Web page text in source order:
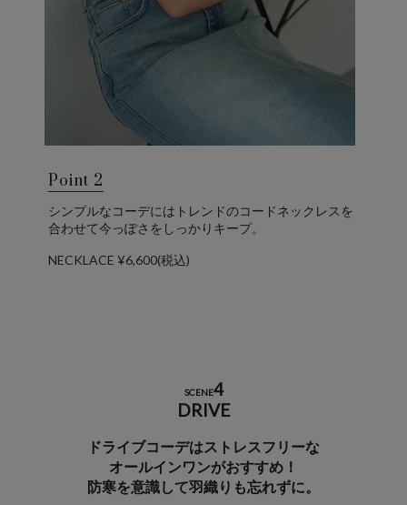
Point 2
シンプルなコーデにはトレンドのコードネックレスを
合わせて今っぽさをしっかりキープ。
NECKLACE ¥6,600(税込)
SCENE4
DRIVE
ドライブコーデはストレスフリーな
オールインワンがおすすめ！
防寒を意識して羽織りも忘れずに。